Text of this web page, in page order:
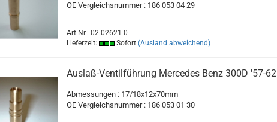
OE Vergleichsnummer : 186 053 04 29
Art.Nr.: 02-02621-0
Lieferzeit:
Sofort (Ausland abweichend)
Auslaß-Ventilführung Mercedes Benz 300D '57-62
Abmessungen : 17/18x12x70mm
OE Vergleichsnummer : 186 053 01 30